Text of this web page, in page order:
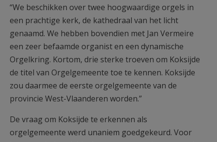
“We beschikken over twee hoogwaardige orgels in
een prachtige kerk, de kathedraal van het licht
genaamd. We hebben bovendien met Jan Vermeire
een zeer befaamde organist en een dynamische
Orgelkring. Kortom, drie sterke troeven om Koksijde
de titel van Orgelgemeente toe te kennen. Koksijde
zou daarmee de eerste orgelgemeente van de
provincie West-Vlaanderen worden.”
De vraag om Koksijde te erkennen als
orgelgemeente werd unaniem goedgekeurd. Voor